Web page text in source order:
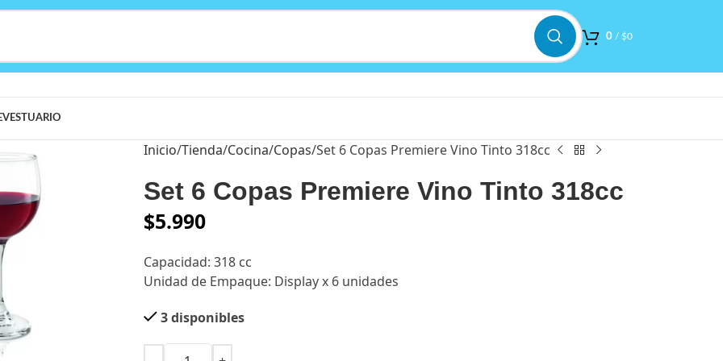
0 / $0
VESTUARIO
Inicio Tienda Cocina Copas Set 6 Copas Premiere Vino Tinto 318cc
Set 6 Copas Premiere Vino Tinto 318cc
$5.990
Capacidad: 318 cc
Unidad de Empaque: Display x 6 unidades
3 disponibles